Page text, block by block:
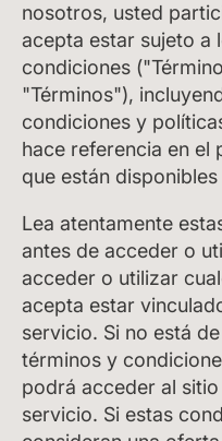
nosotros, usted
acepta estar sujeto a
condiciones
"Términos"),
condiciones y
hace referencia en el
que están
Lea atentamente
antes de acceder o
acceder o utilizar
acepta estar
servicio. Si no está
términos y
podrá acceder al
servicio. Si estas